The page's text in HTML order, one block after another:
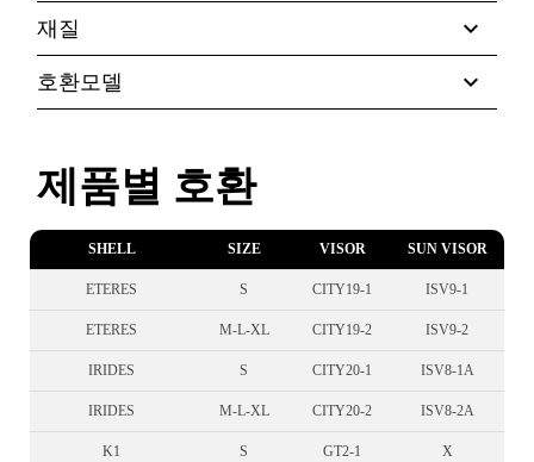
재질 expand_more
호환모델 expand_more
제품별 호환
SHELL SIZE VISOR SUN VISOR
ETERES S CITY19-1 ISV9-1
ETERES M-L-XL CITY19-2 ISV9-2
IRIDES S CITY20-1 ISV8-1A
IRIDES M-L-XL CITY20-2 ISV8-2A
K1 S GT2-1 X